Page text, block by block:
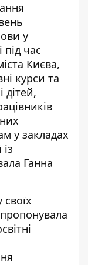
у
під час
Києва,
курси та
дітей,
у закладах
Ганна